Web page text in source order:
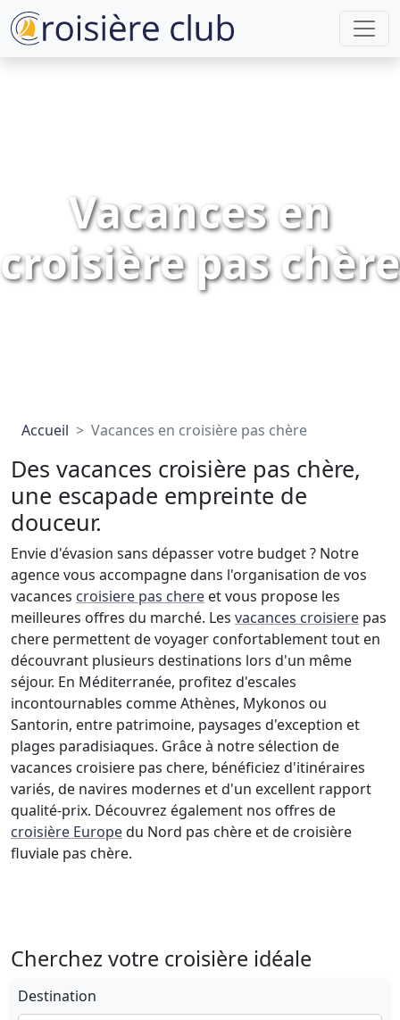
Vacances en
croisière pas chère
Accueil Vacances en croisière pas chère
Des vacances croisière pas chère,
une escapade empreinte de
douceur.
Envie d'évasion sans dépasser votre budget ? Notre
agence vous accompagne dans l'organisation de vos
vacances croisiere pas chere et vous propose les
meilleures offres du marché. Les vacances croisiere pas
chere permettent de voyager confortablement tout en
découvrant plusieurs destinations lors d'un même
séjour. En Méditerranée, profitez d'escales
incontournables comme Athènes, Mykonos ou
Santorin, entre patrimoine, paysages d'exception et
plages paradisiaques. Grâce à notre sélection de
vacances croisiere pas chere, bénéficiez d'itinéraires
variés, de navires modernes et d'un excellent rapport
qualité-prix. Découvrez également nos offres de
croisière Europedu Nord pas chère et de croisière
fluviale pas chère.
Cherchez votre croisière idéale
Destination